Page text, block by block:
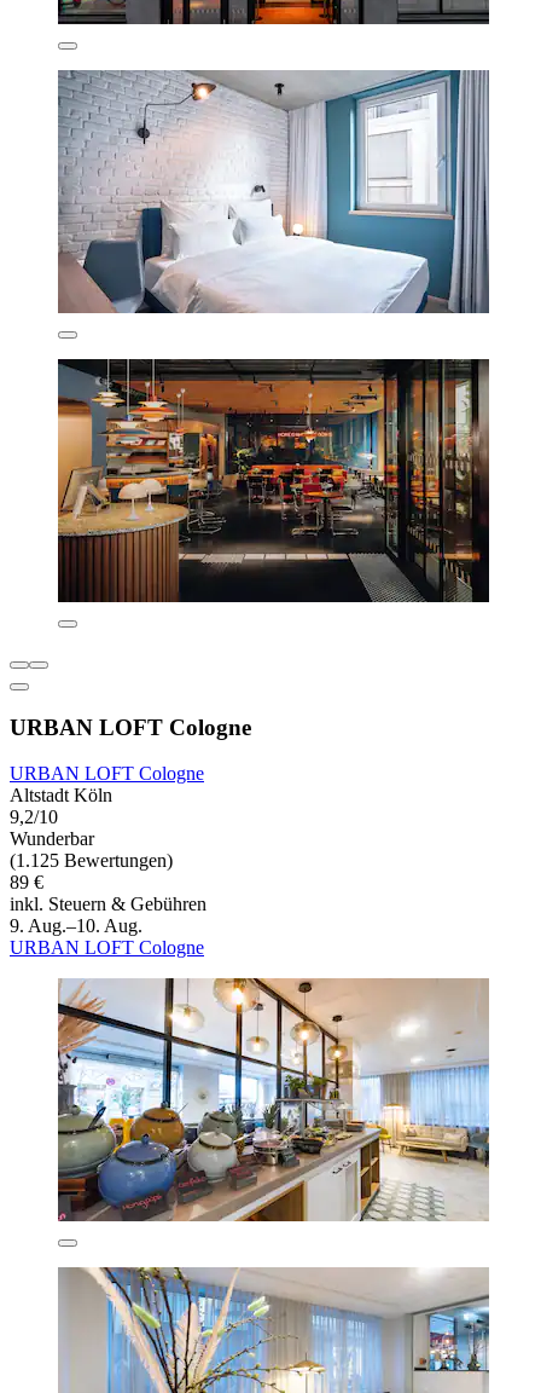
URBAN LOFT Cologne
URBAN LOFT Cologne
Altstadt Köln
9,2/10
Wunderbar
(1.125 Bewertungen)
89 €
inkl. Steuern & Gebühren
9. Aug.–10. Aug.
URBAN LOFT Cologne